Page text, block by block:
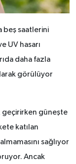
beş saatlerini
UV hasarı
daha fazla
görülüyor
geçirirken güneşte
katılan
sağlıyor
Ancak